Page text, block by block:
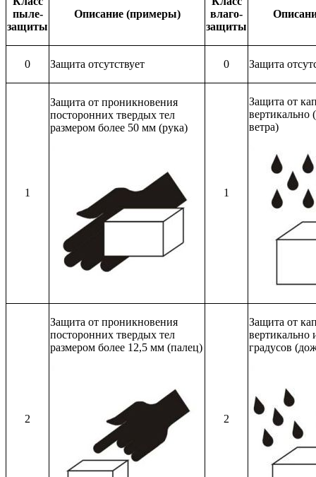
пыле-
защиты
Описание (примеры)
влаго-
защиты
0 Защита отсутствует 0 Защита
1
Защита от проникновения
посторонних твердых тел
размером более 50 мм (рука)
1
Защита от
вертикально
ветра)
2
Защита от проникновения
посторонних твердых тел
размером более 12,5 мм (палец)
2
Защита от
вертикально
градусов